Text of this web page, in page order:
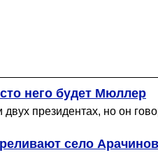
него будет Мюллер
президентах, но он
село